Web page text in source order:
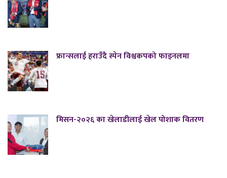
फ्रान्सलाई हराउँदै स्पेन विश्वकपको फाइनलमा
मिसन-२०२६ का खेलाडीलाई खेल पोशाक वितरण